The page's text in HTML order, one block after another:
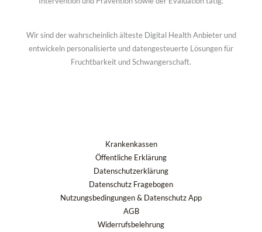
Wir sind der wahrscheinlich älteste Digital Health Anbieter und
entwickeln personalisierte und datengesteuerte Lösungen für
Fruchtbarkeit und Schwangerschaft.
Krankenkassen
Öffentliche Erklärung
Datenschutzerklärung
Datenschutz Fragebogen
Nutzungsbedingungen & Datenschutz App
AGB
Widerrufsbelehrung